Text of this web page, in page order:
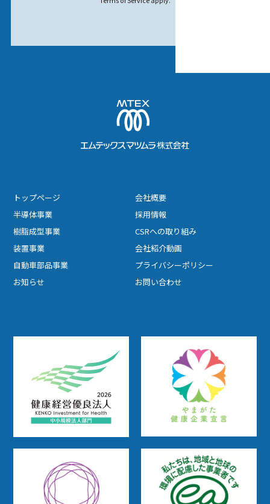
トップページ
会社概要
半導体事業
採用情報
樹脂成型事業
CSRへの取り組み
装置事業
会社紹介動画
自動車部品事業
プライバシーポリシー
お知らせ
お問い合わせ